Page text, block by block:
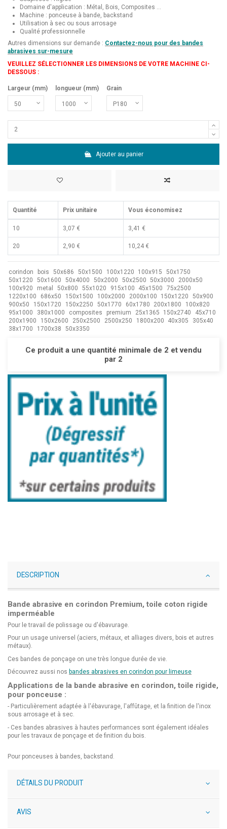
Domaine d'application : Métal, Bois, Composites ...
Machine : ponceuse à bande, backstand
Utilisation à sec ou sous arrosage
Qualité professionnelle
Autres dimensions sur demande : Contactez-nous pour des bandes
abrasives sur-mesure
VEUILLEZ SÉLECTIONNER LES DIMENSIONS DE VOTRE MACHINE CI-
DESSOUS :
Largeur (mm) longueur (mm) Grain
Ajouter au panier
Quantité Prix unitaire Vous économisez
10 3,07 € 3,41 €
20 2,90 € 10,24 €
corindon bois 50x686 50x1500 100x1220 100x915
50x1750
50x1220
50x1600 50x4000 50x2000 50x2500 50x3000
2000x50
100x920
metal 50x800 55x1020 915x100 45x1500
75x2500
1220x100
686x50 150x1500 100x2000 2000x100 150x1220
50x900
900x50
150x1720 150x2250 50x1770 60x1780 200x1800
100x820
95x1000
380x1000 composites premium 25x1365 150x2740
45x710
200x1900
150x2600 250x2500 2500x250 1800x200 40x305
305x40
38x1700
1700x38 50x3350
Ce produit a une quantité minimale de 2 et vendu
par 2
DESCRIPTION
Bande abrasive en corindon Premium, toile coton rigide
imperméable
Pour le travail de polissage ou d'ébavurage.
Pour un usage universel (aciers, métaux, et alliages divers, bois et autres
métaux).
Ces bandes de ponçage on une très longue durée de vie.
Découvrez aussi nos bandes abrasives en corindon pour limeuse
Applications de la bande abrasive en corindon, toile rigide,
pour ponceuse :
- Particulièrement adaptée à l'ébavurage, l'affûtage, et la finition de l'inox
sous arrosage et à sec.
- Ces bandes abrasives à hautes performances sont également idéales
pour les travaux de ponçage et de finition du bois.
Pour ponceuses à bandes, backstand.
DÉTAILS DU PRODUIT
AVIS